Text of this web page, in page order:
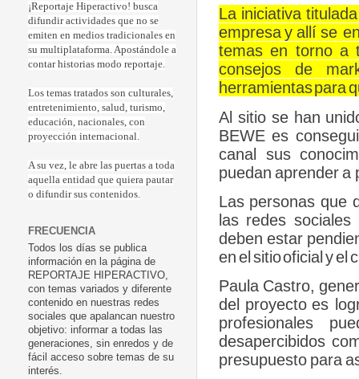
La iniciativa titulada
empresa y allí se
temas en torno a
consejos
de
herramientaspara
Al sitio se han
BEWE es
canal sus
puedan aprendera
Las personas que
las redes sociales
deben estar
enel sitiooficial yel
Paula Castro,
del proyecto es
profesionales
desapercibidos
presupuesto para
¡Reportaje Hiperactivo! busca
difundir actividades que no se
emiten en medios tradicionales en
su multiplataforma. Apostándole a
contar historias modo reportaje.
Los temas tratados son culturales,
entretenimiento, salud, turismo,
educación, nacionales, con
proyección internacional.
A su vez, le abre las puertas a toda
aquella entidad que quiera pautar
o difundir sus contenidos.
FRECUENCIA
Todos los días se publica
información en la página de
REPORTAJE HIPERACTIVO,
con temas variados y diferente
contenido en nuestras redes
sociales que apalancan nuestro
objetivo: informar a todas las
generaciones, sin enredos y de
fácil acceso sobre temas de su
interés.